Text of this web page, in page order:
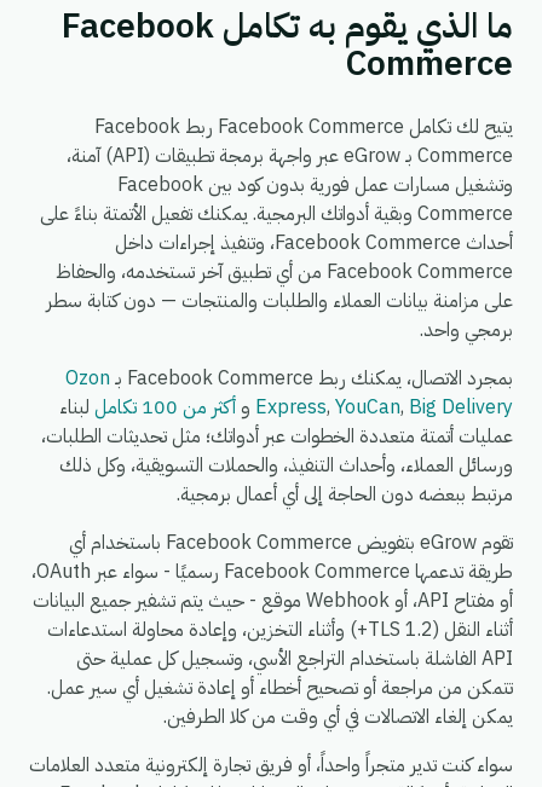
ما الذي يقوم به تكامل Facebook
Commerce
يتيح لك تكامل Facebook Commerce ربط Facebook
Commerce بـ eGrow عبر واجهة برمجة تطبيقات (API) آمنة،
وتشغيل مسارات عمل فورية بدون كود بين Facebook
Commerce وبقية أدواتك البرمجية. يمكنك تفعيل الأتمتة بناءً على
أحداث Facebook Commerce، وتنفيذ إجراءات داخل
Facebook Commerce من أي تطبيق آخر تستخدمه، والحفاظ
على مزامنة بيانات العملاء والطلبات والمنتجات — دون كتابة سطر
برمجي واحد.
بمجرد الاتصال، يمكنك ربط Facebook Commerce بـ
Ozon
Express, YouCan, Big Delivery و أكثر من 100 تكامل
لبناء
عمليات أتمتة متعددة الخطوات عبر أدواتك؛ مثل تحديثات الطلبات،
ورسائل العملاء، وأحداث التنفيذ، والحملات التسويقية، وكل ذلك
مرتبط ببعضه دون الحاجة إلى أي أعمال برمجية.
تقوم eGrow بتفويض Facebook Commerce باستخدام أي
طريقة تدعمها Facebook Commerce رسميًا - سواء عبر OAuth،
أو مفتاح API، أو Webhook موقع - حيث يتم تشفير جميع البيانات
أثناء النقل (TLS 1.2+) وأثناء التخزين، وإعادة محاولة استدعاءات
API الفاشلة باستخدام التراجع الأسي، وتسجيل كل عملية حتى
تتمكن من مراجعة أو تصحيح أخطاء أو إعادة تشغيل أي سير عمل.
يمكن إلغاء الاتصالات في أي وقت من كلا الطرفين.
سواء كنت تدير متجراً واحداً، أو فريق تجارة إلكترونية متعدد العلامات